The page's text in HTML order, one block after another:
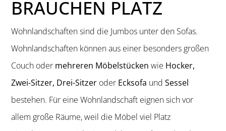
BRAUCHEN PLATZ
Wohnlandschaften sind die Jumbos unter den Sofas.
Wohnlandschaften können aus einer besonders großen
Couch oder mehreren Möbelstücken wie Hocker,
Zwei-Sitzer, Drei-Sitzer oder Ecksofa undSessel
bestehen. Für eine Wohnlandschaft eignen sich vor
allem große Räume, weil die Möbel viel Platz